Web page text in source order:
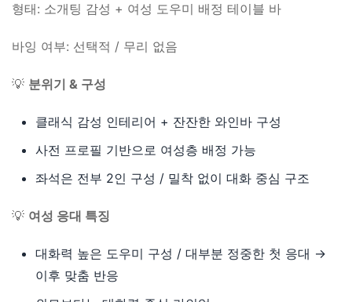
형태: 소개팅 감성 + 여성 도우미 배정 테이블 바
바잉 여부: 선택적 / 무리 없음
💡 분위기 & 구성
클래식 감성 인테리어 + 잔잔한 와인바 구성
사전 프로필 기반으로 여성층 배정 가능
좌석은 전부 2인 구성 / 밀착 없이 대화 중심 구조
💡 여성 응대 특징
대화력 높은 도우미 구성 / 대부분 정중한 첫 응대 →
이후 맞춤 반응